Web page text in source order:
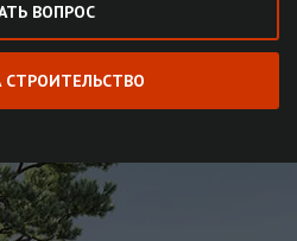
ВОПРОС
СТРОИТЕЛЬСТВО